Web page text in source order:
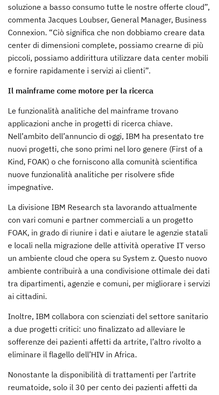
soluzione a basso consumo tutte le nostre offerte cloud”,
commenta Jacques Loubser, General Manager, Business
Connexion. “Ciò significa che non dobbiamo creare data
center di dimensioni complete, possiamo crearne di più
piccoli, possiamo addirittura utilizzare data center mobili
e fornire rapidamente i servizi ai clienti”.
Il mainframe come motore per la ricerca
Le funzionalità analitiche del mainframe trovano
applicazioni anche in progetti di ricerca chiave.
Nell’ambito dell’annuncio di oggi, IBM ha presentato tre
nuovi progetti, che sono primi nel loro genere (First of a
Kind, FOAK) o che forniscono alla comunità scientifica
nuove funzionalità analitiche per risolvere sfide
impegnative.
La divisione IBM Research sta lavorando attualmente
con vari comuni e partner commerciali a un progetto
FOAK, in grado di riunire i dati e aiutare le agenzie statali
e locali nella migrazione delle attività operative IT verso
un ambiente cloud che opera su System z. Questo nuovo
ambiente contribuirà a una condivisione ottimale dei dati
tra dipartimenti, agenzie e comuni, per migliorare i servizi
ai cittadini.
Inoltre, IBM collabora con scienziati del settore sanitario
a due progetti critici: uno finalizzato ad alleviare le
sofferenze dei pazienti affetti da artrite, l’altro rivolto a
eliminare il flagello dell’HIV in Africa.
Nonostante la disponibilità di trattamenti per l’artrite
reumatoide, solo il 30 per cento dei pazienti affetti da